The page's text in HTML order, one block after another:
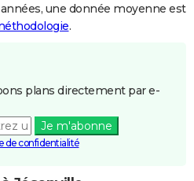
une donnée moyenne est
.
plans directement par e-
Je m'abonne
de confidentialité